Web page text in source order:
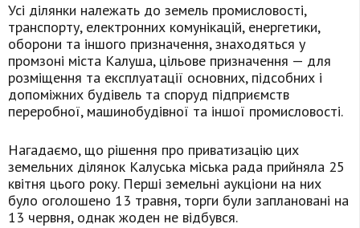
Усі ділянки належать до земель промисловості,
транспорту, електронних комунікацій, енергетики,
оборони та іншого призначення, знаходяться у
промзоні міста Калуша, цільове призначення — для
розміщення та експлуатації основних, підсобних і
допоміжних будівель та споруд підприємств
переробної, машинобудівної та іншої промисловості.
Нагадаємо, що рішення про приватизацію цих
земельних ділянок Калуська міська рада прийняла 25
квітня цього року. Перші земельні аукціони на них
було оголошено 13 травня, торги були заплановані на
13 червня, однак жоден не відбувся.